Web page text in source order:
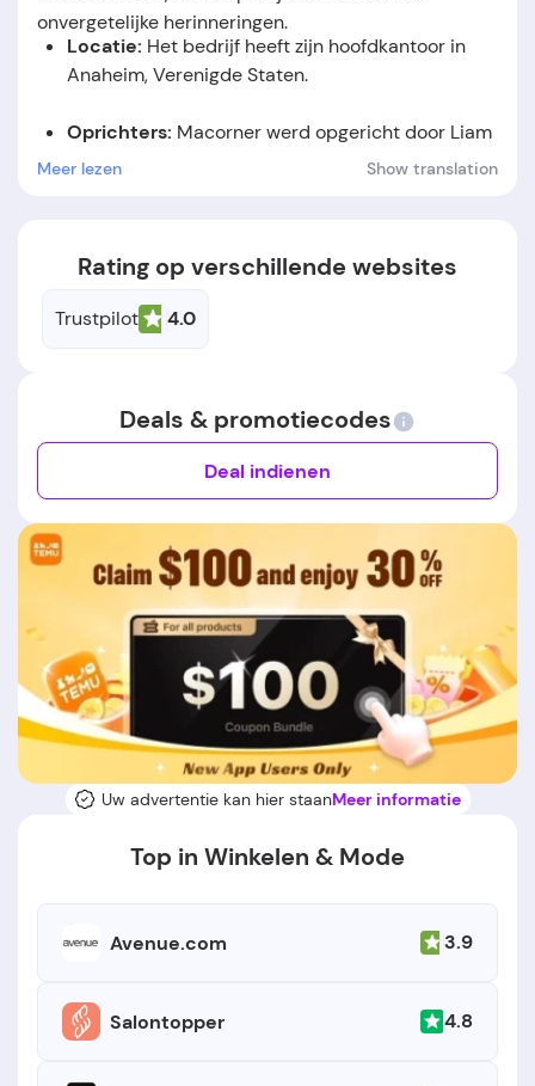
onvergetelijke herinneringen.
Locatie: Het bedrijf heeft zijn hoofdkantoor in
Anaheim, Verenigde Staten.
Oprichters: Macorner werd opgericht door Liam
Nelson.
Meer lezen Show translation
Rating op verschillende websites
Trustpilot 4.0
Deals & promotiecodes
Deal indienen
Uw advertentie kan hier staanMeer informatie
Top in Winkelen & Mode
Avenue.com 3.9
Salontopper 4.8